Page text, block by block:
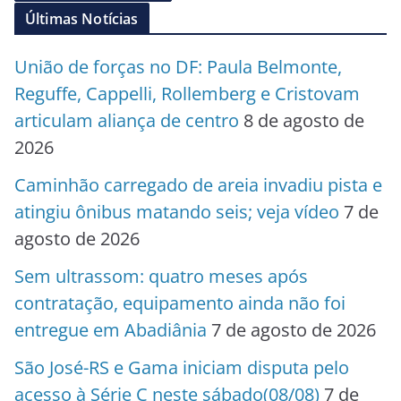
Últimas Notícias
União de forças no DF: Paula Belmonte,
Reguffe, Cappelli, Rollemberg e Cristovam
articulam aliança de centro 8 de agosto de
2026
Caminhão carregado de areia invadiu pista e
atingiu ônibus matando seis; veja vídeo 7 de
agosto de 2026
Sem ultrassom: quatro meses após
contratação, equipamento ainda não foi
entregue em Abadiânia 7 de agosto de 2026
São José-RS e Gama iniciam disputa pelo
acesso à Série C neste sábado(08/08) 7 de